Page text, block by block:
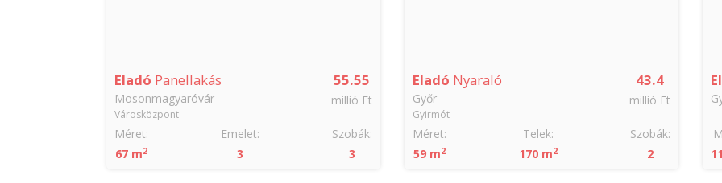
55.55
millió Ft
Eladó Panellakás
Mosonmagyaróvár
Városközpont
Szobák:
3
Méret:
67 m2
Emelet:
3
43.4
millió Ft
Eladó Nyaraló
Győr
Gyirmót
Szobák:
2
Méret:
59 m2
Telek:
170 m2